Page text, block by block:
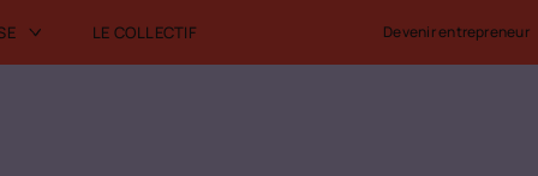
LE COLLECTIF Devenir entrepreneur